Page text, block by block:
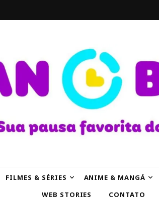
FILMES & SÉRIES ANIME & MANGÁ
WEB STORIES
CONTATO